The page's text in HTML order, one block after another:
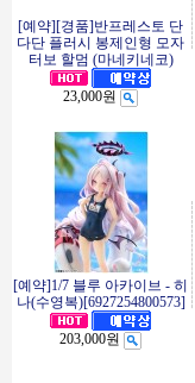
[예약][경품]반프레스토 단
다단 플러시 봉제인형 모자
터보 할멈 (마네키네코)
23,000원
[예약]1/7 블루 아카이브 - 히
나(수영복)[6927254800573]
203,000원